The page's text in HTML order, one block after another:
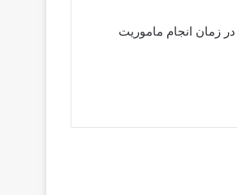
زمان انجام ماموریت